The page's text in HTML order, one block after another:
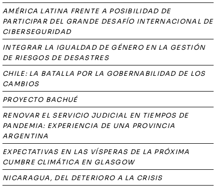
AMÉRICA LATINA FRENTE A POSIBILIDAD DE
PARTICIPAR DEL GRANDE DESAFÍO INTERNACIONAL DE
CIBERSEGURIDAD
INTEGRAR LA IGUALDAD DE GÉNERO EN LA GESTIÓN
DE RIESGOS DE DESASTRES
CHILE: LA BATALLA POR LA GOBERNABILIDAD DE LOS
CAMBIOS
PROYECTO BACHUÉ
RENOVAR EL SERVICIO JUDICIAL EN TIEMPOS DE
PANDEMIA: EXPERIENCIA DE UNA PROVINCIA
ARGENTINA
EXPECTATIVAS EN LAS VÍSPERAS DE LA PRÓXIMA
CUMBRE CLIMÁTICA EN GLASGOW
NICARAGUA, DEL DETERIORO A LA CRISIS